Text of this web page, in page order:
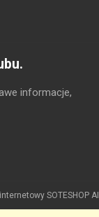
informacje,
SOTESHOP AI